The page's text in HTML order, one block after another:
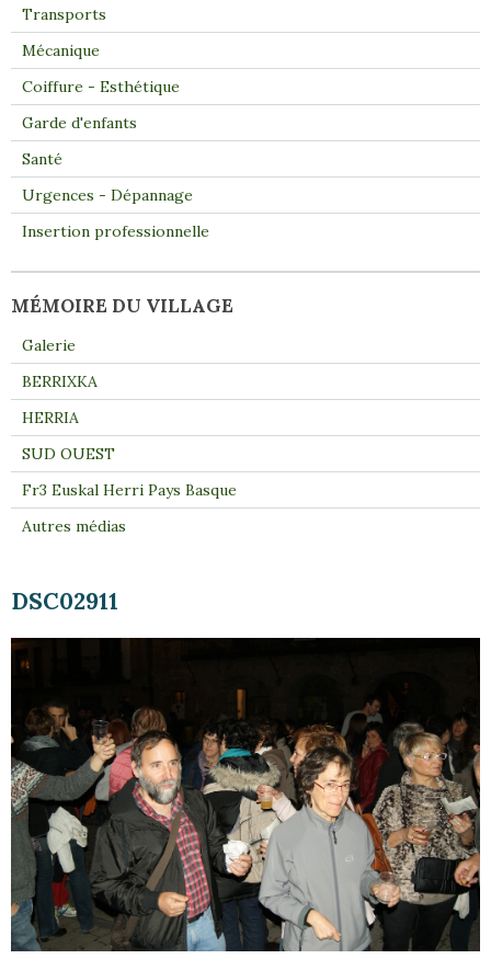
DSC02911
Transports
Mécanique
Coiffure - Esthétique
Garde d'enfants
Santé
Urgences - Dépannage
Insertion professionnelle
MÉMOIRE DU VILLAGE
Galerie
BERRIXKA
HERRIA
SUD OUEST
Fr3 Euskal Herri Pays Basque
Autres médias